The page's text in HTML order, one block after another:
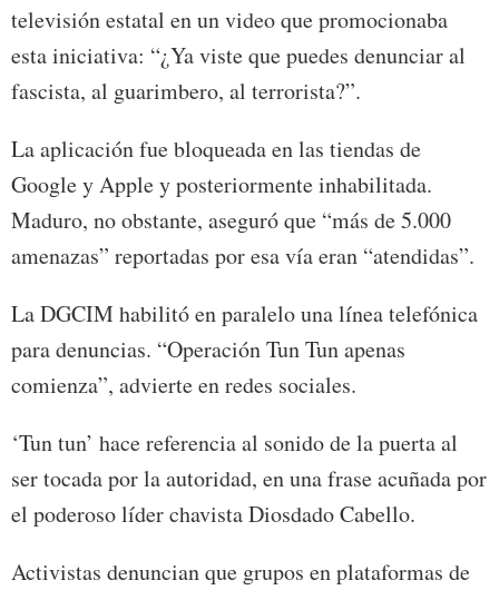
televisión estatal en un video que promocionaba
esta iniciativa: “¿Ya viste que puedes denunciar al
fascista, al guarimbero, al terrorista?”.
La aplicación fue bloqueada en las tiendas de
Google y Apple y posteriormente inhabilitada.
Maduro, no obstante, aseguró que “más de 5.000
amenazas” reportadas por esa vía eran “atendidas”.
La DGCIM habilitó en paralelo una línea telefónica
para denuncias. “Operación Tun Tun apenas
comienza”, advierte en redes sociales.
‘Tun tun’ hace referencia al sonido de la puerta al
ser tocada por la autoridad, en una frase acuñada por
el poderoso líder chavista Diosdado Cabello.
Activistas denuncian que grupos en plataformas de